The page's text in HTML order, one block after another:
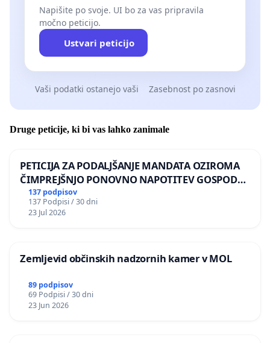
Napišite po svoje. UI bo za vas pripravila
močno peticijo.
Ustvari peticijo
Vaši podatki ostanejo vaši Zasebnost po zasnovi
Druge peticije, ki bi vas lahko zanimale
PETICIJA ZA PODALJŠANJE MANDATA OZIROMA
ČIMPREJŠNJO PONOVNO NAPOTITEV GOSPODA
BERNARDA ŠRAJNERJA NA VELEPOSLANIŠTVO
REPUBLIKE SLOVENIJE V MOSKVI
137 podpisov
137 Podpisi / 30 dni
23 Jul 2026
Zemljevid občinskih nadzornih kamer v MOL
89 podpisov
69 Podpisi / 30 dni
23 Jun 2026